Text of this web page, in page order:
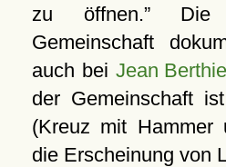
zu öffnen. Die
Gemeinschaft
auch beiJean
der Gemeinschaft
(Kreuz mit
die Erscheinung von